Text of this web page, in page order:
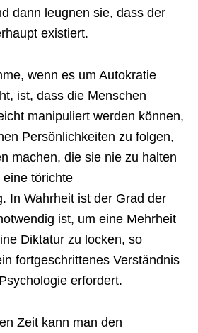
dann leugnen sie, dass der
existiert.
wenn es um Autokratie
ist, dass die Menschen
manipuliert werden können,
Persönlichkeiten zu folgen,
machen, die sie nie zu halten
törichte
In Wahrheit ist der Grad der
ist, um eine Mehrheit
Diktatur zu locken, so
fortgeschrittenes Verständnis
erfordert.
Zeit kann man den